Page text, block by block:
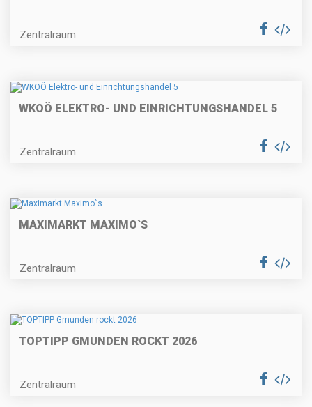
Zentralraum
WKOÖ ELEKTRO- UND EINRICHTUNGSHANDEL 5
Zentralraum
MAXIMARKT MAXIMO`S
Zentralraum
TOPTIPP GMUNDEN ROCKT 2026
Zentralraum